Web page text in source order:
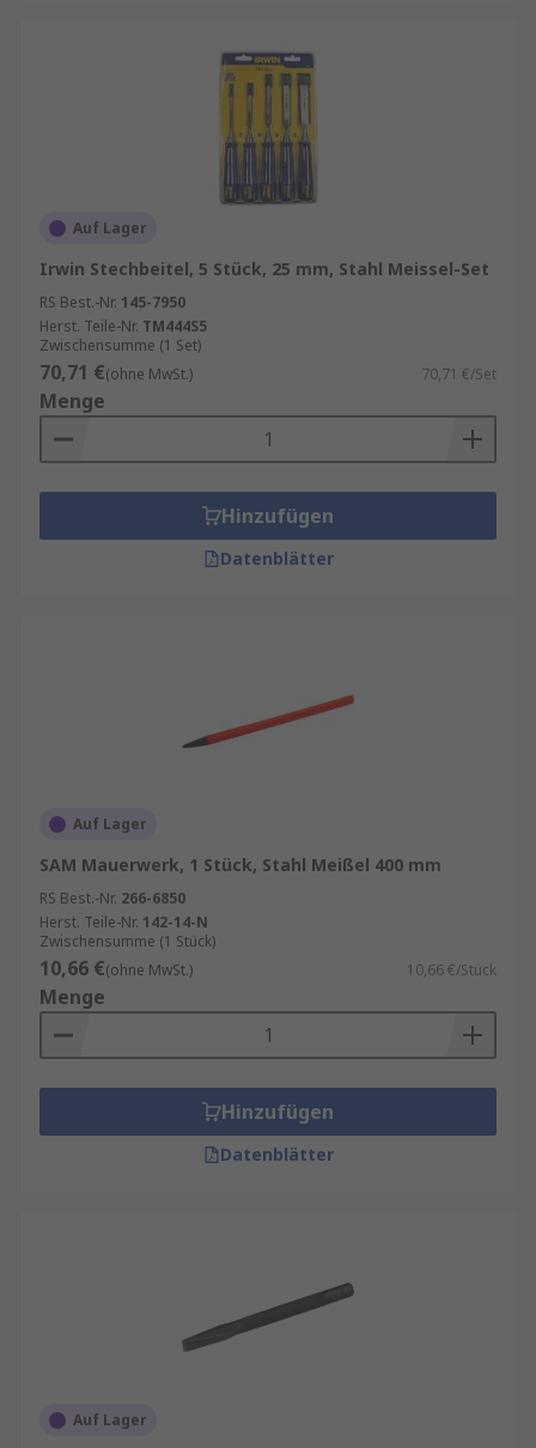
Auf Lager
Irwin Stechbeitel, 5 Stück, 25 mm, Stahl Meissel-Set
RS Best.-Nr. 145-7950
Herst. Teile-Nr. TM444S5
Zwischensumme (1 Set)
70,71 €(ohne MwSt.) 70,71 €/Set
Menge
Hinzufügen
Datenblätter
Auf Lager
SAM Mauerwerk, 1 Stück, Stahl Meißel 400 mm
RS Best.-Nr. 266-6850
Herst. Teile-Nr. 142-14-N
Zwischensumme (1 Stück)
10,66 €(ohne MwSt.) 10,66 €/Stück
Menge
Hinzufügen
Datenblätter
Auf Lager